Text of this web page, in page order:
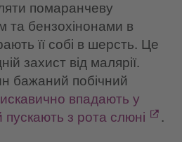
помаранчеву
та бензохінонами в
її собі в шерсть. Це
захист від малярії.
бажаний побічний
впадають у
з рота слюні
.